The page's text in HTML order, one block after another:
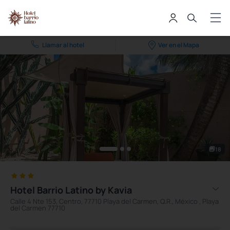
Llamar al hotel Ver en el Mapa
18
Hotel Barrio Latino by Kavia
Calle 4 Nte 153, Centro, 77710 Playa del Carmen, Q.R., México , Playa
del Carmen 77710